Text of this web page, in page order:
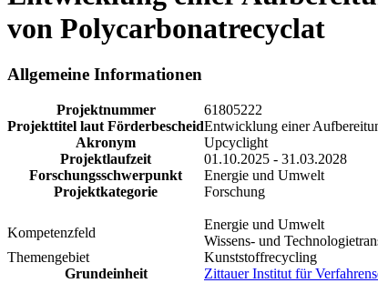
von Polycarbonatrecyclat
Allgemeine Informationen
Projektnummer
61805222
Projekttitel laut FörderbescheidEntwicklung einer
Akronym
Upcyclight
Projektlaufzeit
01.10.2025 - 31.03.2028
Forschungsschwerpunkt
Energie und Umwelt
Projektkategorie
Forschung
Kompetenzfeld
Energie und Umwelt
Wissens- und
Themengebiet
Kunststoffrecycling
Grundeinheit
Zittauer Institut für